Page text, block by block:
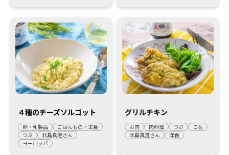
４種のチーズソルゴット
卵・乳製品
ごはんもの・主食
つぶ
北島真澄さん
ヨーロッパ
グリルチキン
お肉 肉料理 つぶ
こな
北島真澄さん
洋食